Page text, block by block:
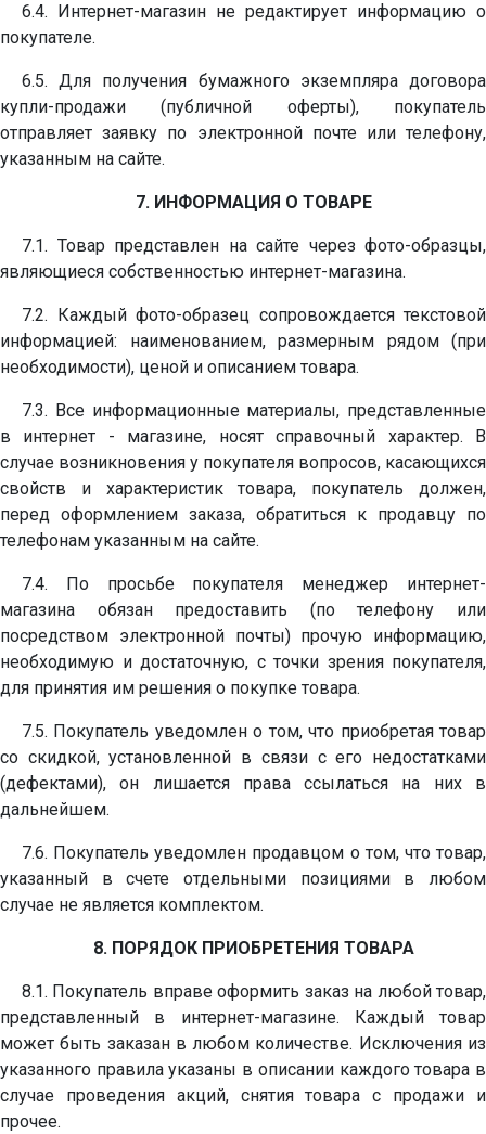
6.4. Интернет-магазин не редактирует информацию о
покупателе.
6.5. Для получения бумажного экземпляра договора
купли-продажи (публичной оферты), покупатель
отправляет заявку по электронной почте или телефону,
указанным на сайте.
7. ИНФОРМАЦИЯ О ТОВАРЕ
7.1. Товар представлен на сайте через фото-образцы,
являющиеся собственностью интернет-магазина.
7.2. Каждый фото-образец сопровождается текстовой
информацией: наименованием, размерным рядом (при
необходимости), ценой и описанием товара.
7.3. Все информационные материалы, представленные
в интернет - магазине, носят справочный характер. В
случае возникновения у покупателя вопросов, касающихся
свойств и характеристик товара, покупатель должен,
перед оформлением заказа, обратиться к продавцу по
телефонам указанным на сайте.
7.4. По просьбе покупателя менеджер интернет-
магазина обязан предоставить (по телефону или
посредством электронной почты) прочую информацию,
необходимую и достаточную, с точки зрения покупателя,
для принятия им решения о покупке товара.
7.5. Покупатель уведомлен о том, что приобретая товар
со скидкой, установленной в связи с его недостатками
(дефектами), он лишается права ссылаться на них в
дальнейшем.
7.6. Покупатель уведомлен продавцом о том, что товар,
указанный в счете отдельными позициями в любом
случае не является комплектом.
8. ПОРЯДОК ПРИОБРЕТЕНИЯ ТОВАРА
8.1. Покупатель вправе оформить заказ на любой товар,
представленный в интернет-магазине. Каждый товар
может быть заказан в любом количестве. Исключения из
указанного правила указаны в описании каждого товара в
случае проведения акций, снятия товара с продажи и
прочее.